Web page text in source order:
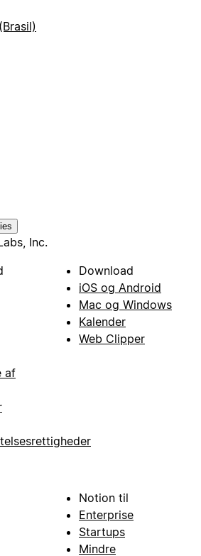
Inc.
af
Download
iOS og Android
Mac og Windows
Kalender
Web Clipper
Notion til
Enterprise
Startups
Mindre